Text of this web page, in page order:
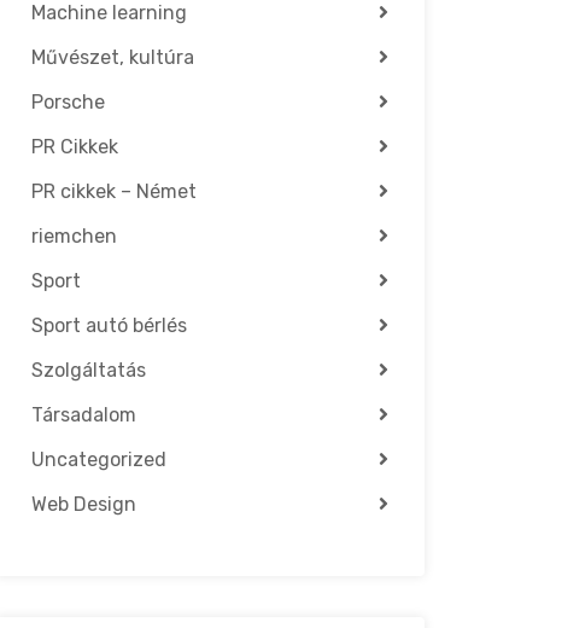
Machine learning
Művészet, kultúra
Porsche
PR Cikkek
PR cikkek – Német
riemchen
Sport
Sport autó bérlés
Szolgáltatás
Társadalom
Uncategorized
Web Design